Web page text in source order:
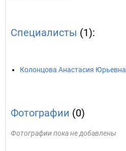
Специалисты (1):
Колонцова Анастасия Юрьевна
Фотографии (0)
Фотографии пока не добавлены